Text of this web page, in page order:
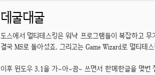
데굴대굴
도스에서 멀티테스킹은 워낙 프로그램들이 복잡하고
결국 MS로 돌아섰죠. 그리고는 Game Wizard로 멀티
이후 윈도우 3.1을 가~아~끔~ 쓰면서 한메한글을 몇